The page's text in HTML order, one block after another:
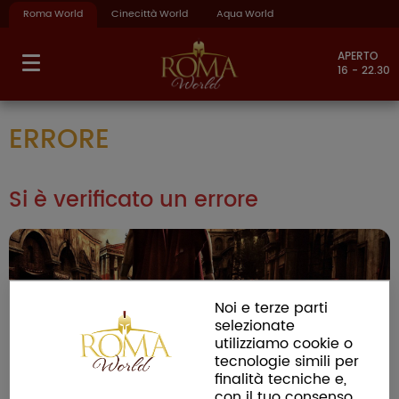
Noi e terze parti
selezionate
utilizziamo cookie o
tecnologie simili per
finalità tecniche e,
Roma World Cinecittà World Aqua World
APERTO
16 - 22.30
ERRORE
Si è verificato un errore